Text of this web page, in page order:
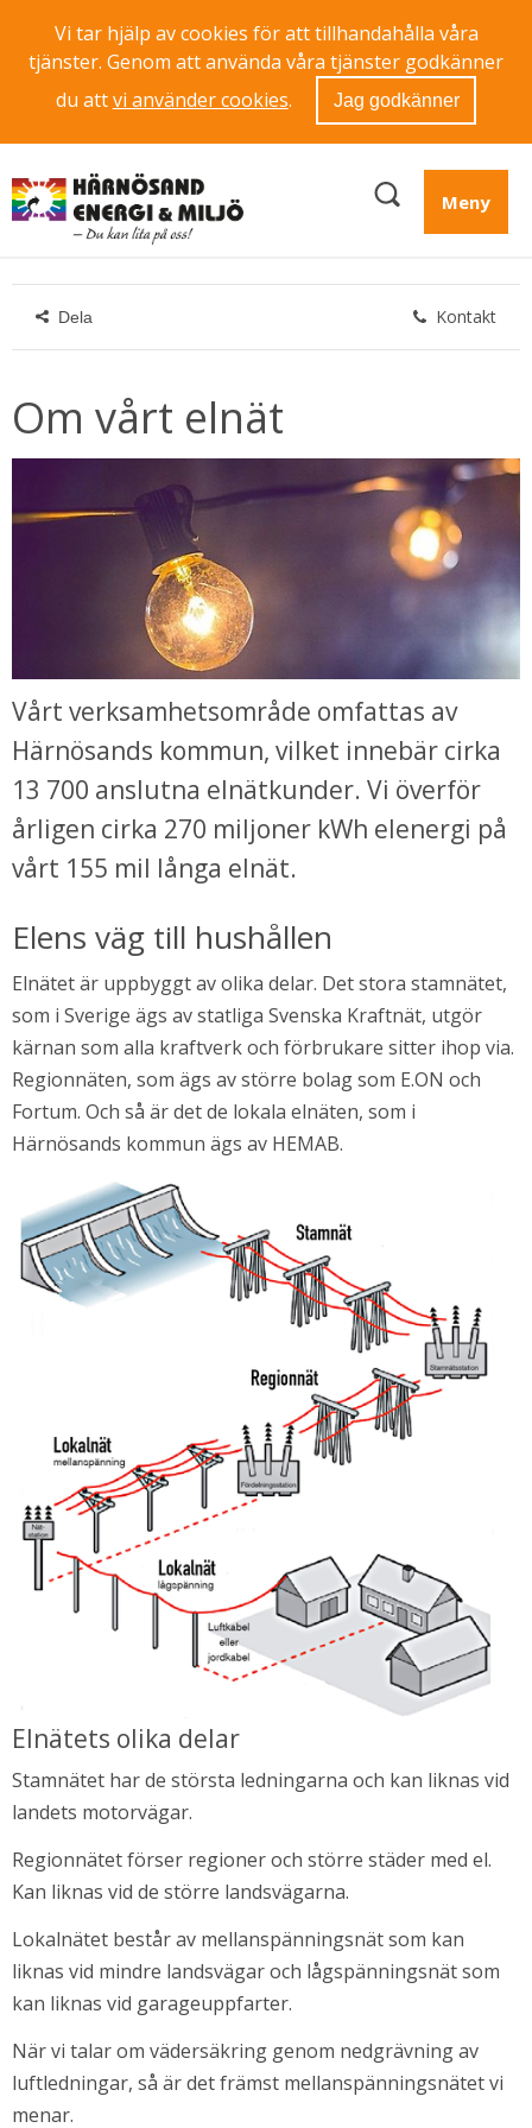
Vi tar hjälp av cookies för att tillhandahålla våra
tjänster. Genom att använda våra tjänster godkänner
du attvi använder cookies. Jag godkänner
Meny
i nytt fönster.
Dela Kontakt
Om vårt elnät
Vårt verksamhetsområde omfattas av
Härnösands kommun, vilket innebär cirka
13 700 anslutna elnätkunder. Vi överför
årligen cirka 270 miljoner kWh elenergi på
vårt 155 mil långa elnät.
Elens väg till hushållen
Elnätet är uppbyggt av olika delar. Det stora stamnätet,
som i Sverige ägs av statliga Svenska Kraftnät, utgör
kärnan som alla kraftverk och förbrukare sitter ihop via.
Regionnäten, som ägs av större bolag som E.ON och
Fortum. Och så är det de lokala elnäten, som i
Härnösands kommun ägs av HEMAB.
Elnätets olika delar
Stamnätet har de största ledningarna och kan liknas vid
landets motorvägar.
Regionnätet förser regioner och större städer med el.
Kan liknas vid de större landsvägarna.
Lokalnätet består av mellanspänningsnät som kan
liknas vid mindre landsvägar och lågspänningsnät som
kan liknas vid garageuppfarter.
När vi talar om vädersäkring genom nedgrävning av
luftledningar, så är det främst mellanspänningsnätet vi
menar.